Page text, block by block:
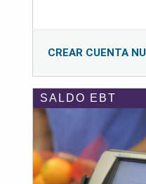
CREAR CUENTA
SALDO EBT